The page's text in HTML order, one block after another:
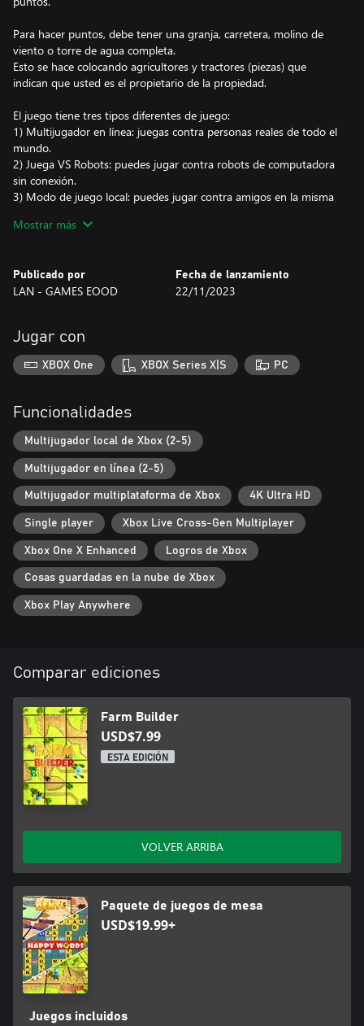
Para hacer puntos, debe tener una granja, carretera, molino de
viento o torre de agua completa.
Esto se hace colocando agricultores y tractores (piezas) que
indican que usted es el propietario de la propiedad.
El juego tiene tres tipos diferentes de juego:
1) Multijugador en línea: juegas contra personas reales de todo el
mundo.
2) Juega VS Robots: puedes jugar contra robots de computadora
sin conexión.
3) Modo de juego local: puedes jugar contra amigos en la misma
Mostrar más
Publicado por
LAN - GAMES EOOD
Fecha de lanzamiento
22/11/2023
Jugar con
XBOX One XBOX Series X|S PC
Funcionalidades
Multijugador local de Xbox (2-5)
Multijugador en línea (2-5)
Multijugador multiplataforma de Xbox 4K Ultra HD
Single player Xbox Live Cross-Gen Multiplayer
Xbox One X Enhanced Logros de Xbox
Cosas guardadas en la nube de Xbox
Xbox Play Anywhere
Comparar ediciones
Farm Builder
USD$7.99
ESTA EDICIÓN
VOLVER ARRIBA
Paquete de juegos de mesa
USD$19.99+
Juegos incluidos